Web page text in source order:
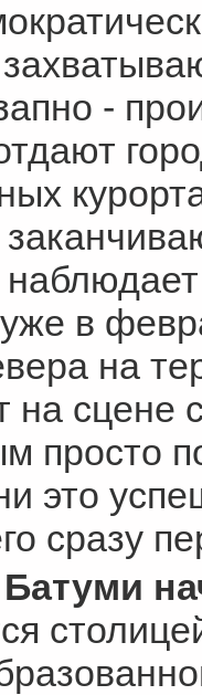
-
в
на
на сцене
просто
это
сразу